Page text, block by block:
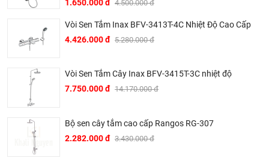
Bản vẽ sen tắm cây hansgrohe 27298000
1.650.000 đ 4.500.000 đ
Vòi Sen Tắm Inax BFV-3413T-4C Nhiệt Độ Cao Cấp
4.426.000 đ 5.280.000 đ
Vòi Sen Tắm Cây Inax BFV-3415T-3C nhiệt độ
7.750.000 đ 14.170.000 đ
Bộ sen cây tắm cao cấp Rangos RG-307
2.282.000 đ 3.430.000 đ